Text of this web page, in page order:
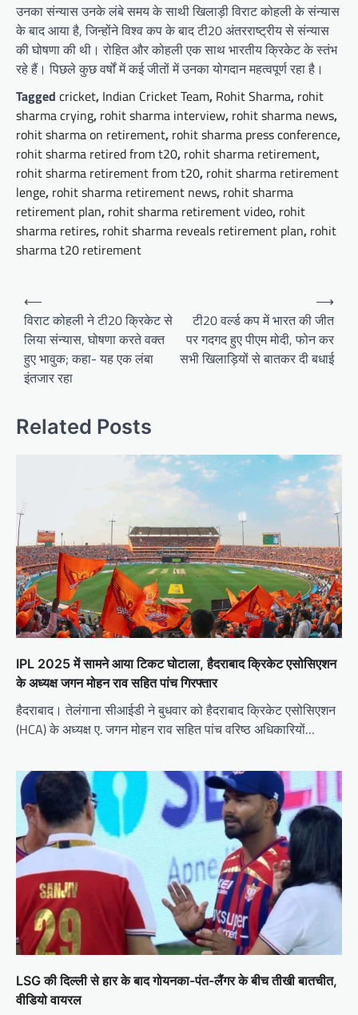
उनका संन्यास उनके लंबे समय के साथी खिलाड़ी विराट कोहली के संन्यास
के बाद आया है, जिन्होंने विश्व कप के बाद टी20 अंतरराष्ट्रीय से संन्यास
की घोषणा की थी। रोहित और कोहली एक साथ भारतीय क्रिकेट के स्तंभ
रहे हैं। पिछले कुछ वर्षों में कई जीतों में उनका योगदान महत्वपूर्ण रहा है।
Tagged cricket, Indian Cricket Team, Rohit Sharma, rohit
sharma crying, rohit sharma interview, rohit sharma news,
rohit sharma on retirement, rohit sharma press conference,
rohit sharma retired from t20, rohit sharma retirement,
rohit sharma retirement from t20, rohit sharma retirement
lenge, rohit sharma retirement news, rohit sharma
retirement plan, rohit sharma retirement video, rohit
sharma retires, rohit sharma reveals retirement plan, rohit
sharma t20 retirement
Post
navigation
⟵
विराट कोहली ने टी20 क्रिकेट से
लिया संन्यास, घोषणा करते वक्त
हुए भावुक; कहा- यह एक लंबा
इंतजार रहा
टी20 वर्ल्ड कप में भारत की जीत
पर गदगद हुए पीएम मोदी, फोन कर
सभी खिलाड़ियों से बातकर दी बधाई
⟶
Related Posts
IPL 2025 में सामने आया टिकट घोटाला, हैदराबाद क्रिकेट एसोसिएशन
के अध्यक्ष जगन मोहन राव सहित पांच गिरफ्तार
हैदराबाद। तेलंगाना सीआईडी ने बुधवार को हैदराबाद क्रिकेट एसोसिएशन
(HCA) के अध्यक्ष ए. जगन मोहन राव सहित पांच वरिष्ठ अधिकारियों…
LSG की दिल्ली से हार के बाद गोयनका-पंत-लैंगर के बीच तीखी बातचीत,
वीडियो वायरल